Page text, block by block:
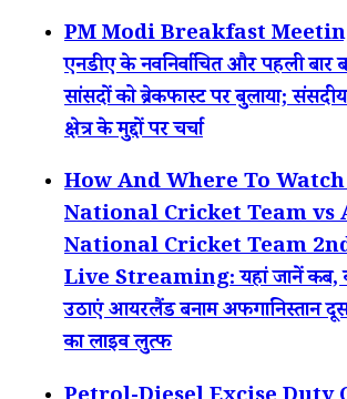
PM Modi Breakfast Meeting:
एनडीए के नवनिर्वाचित और पहली
सांसदों को ब्रेकफास्ट पर बुलाया;
क्षेत्र के मुद्दों पर चर्चा
How And Where To
National Cricket Team vs
National Cricket Team
Live Streaming: यहां जानें कब,
उठाएं आयरलैंड बनाम अफगानिस्तान
का लाइव लुत्फ